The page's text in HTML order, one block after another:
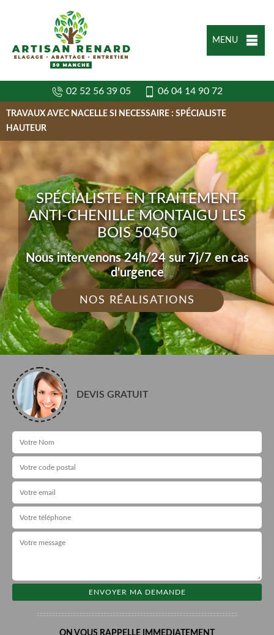
MENU
02 52 56 39 05 06 04 14 90 72
TRAVAUX AVEC NACELLE SI NECESSAIRE : SPÉCIALISTE
HAUTEUR
SPÉCIALISTE EN TRAITEMENT
ANTI-CHENILLE MONTAIGU LES
BOIS 50450
Nous intervenons 24h/24 sur 7j/7 en cas
d'urgence
NOS RÉALISATIONS
DEVIS GRATUIT
ON VOUS RAPPELLE IMMEDIATEMENT